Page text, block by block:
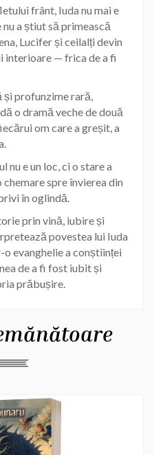
frânt, Iuda nu mai e
a știut să primească
Lucifer și ceilalți devin
interioare — frica de a fi
și profunzime rară,
o dramă veche de două
om care a greșit, a
nu e un loc, ci o stare a
spre învierea din
în oglindă.
prin vină, iubire și
povestea lui Iuda
evanghelie a conștiinței
de a fi fost iubit și
prăbușire.